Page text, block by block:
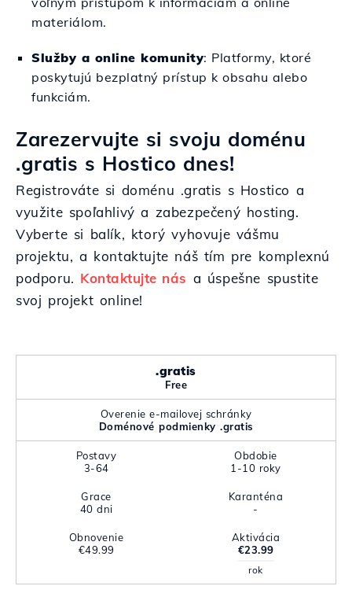
materiálom.
Služby a online komunity: Platformy, ktoré
poskytujú bezplatný prístup k obsahu alebo
funkciám.
Zarezervujte si svoju doménu
.gratis s Hostico dnes!
Registrováte si doménu .gratis s Hostico a
využite spoľahlivý a zabezpečený hosting.
Vyberte si balík, ktorý vyhovuje vášmu
projektu, a kontaktujte náš tím pre komplexnú
podporu. Kontaktujte nás a úspešne spustite
svoj projekt online!
.gratis
Free
Overenie e-mailovej schránky
Doménové podmienky .gratis
Postavy
3-64
Obdobie
1-10 roky
Grace
40 dni
Karanténa
-
Obnovenie
€49.99
Aktivácia
€23.99
rok